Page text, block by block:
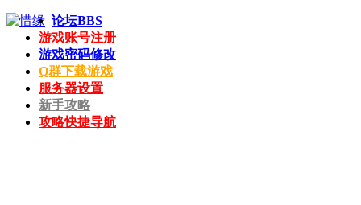
论坛BBS
游戏账号注册
游戏密码修改
Q群下载游戏
服务器设置
新手攻略
攻略快捷导航